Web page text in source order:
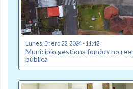
Lunes, Enero 22, 2024 - 11:42
Municipio gestiona fondos no
pública